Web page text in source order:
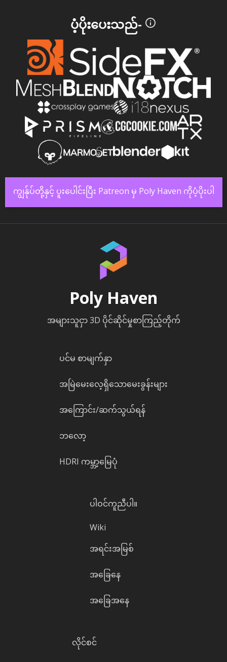
ပံ့ပိုးပေးသည်-
ကျွန်ုပ်တို့နှင့် ပူးပေါင်းပြီး Patreon မှ Poly Haven ကိုပံ့ပိုးပါ
Poly Haven
အများသူငှာ 3D ပိုင်ဆိုင်မှုစာကြည့်တိုက်
ပင်မ စာမျက်နှာ
အမြဲမေးလေ့ရှိသောမေးခွန်းများ
အကြောင်း/ဆက်သွယ်ရန်
ဘလော့
HDRI ကမ္ဘာ့မြေပုံ
ပါဝင်ကူညီပါ။
Wiki
အရင်းအမြစ်
အခြေနေ
အခြေအနေ
လိုင်စင်